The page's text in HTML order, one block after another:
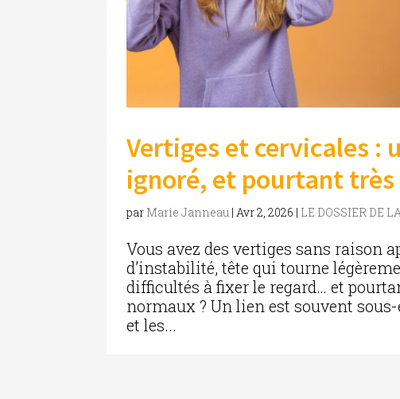
Vertiges et cervicales :
ignoré, et pourtant
par Marie Janneau | Avr 2, 2026 | LE DOSSIER DE
Vous avez des vertiges sans raison
d’instabilité, tête qui tourne
difficultés à fixer le regard… et
normaux ? Un lien est souvent
et les...